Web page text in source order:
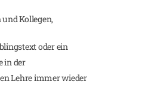
Kollegen,
oder ein
in der
Lehre immer wieder